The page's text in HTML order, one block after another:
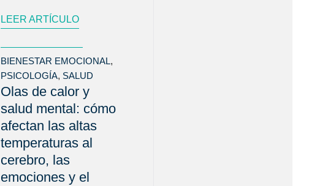
LEER ARTÍCULO
BIENESTAR EMOCIONAL,
PSICOLOGÍA, SALUD
Olas de calor y
salud mental: cómo
afectan las altas
temperaturas al
cerebro, las
emociones y el